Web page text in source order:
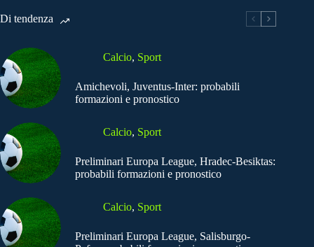
Di tendenza
Calcio, Sport
Amichevoli, Juventus-Inter: probabili
formazioni e pronostico
Calcio, Sport
Preliminari Europa League, Hradec-Besiktas:
probabili formazioni e pronostico
Calcio, Sport
Preliminari Europa League, Salisburgo-